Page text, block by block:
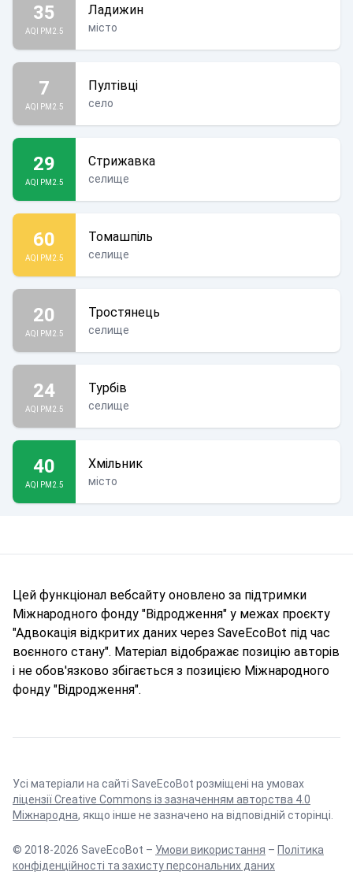
35
AQI PM2.5
Ладижин
місто
7
AQI PM2.5
Пултівці
село
29
AQI PM2.5
Стрижавка
селище
60
AQI PM2.5
Томашпіль
селище
20
AQI PM2.5
Тростянець
селище
24
AQI PM2.5
Турбів
селище
40
AQI PM2.5
Хмільник
місто
Цей функціонал вебсайту оновлено за підтримки
Міжнародного фонду "Відродження" у межах проєкту
"Адвокація відкритих даних через SaveEcoBot під час
воєнного стану". Матеріал відображає позицію авторів
і не обов'язково збігається з позицією Міжнародного
фонду "Відродження".
Усі матеріали на сайті SaveEcoBot розміщені на умовах
ліцензії Creative Commons із зазначенням авторства 4.0
Міжнародна, якщо інше не зазначено на відповідній сторінці.
© 2018-2026 SaveEcoBot – Умови використання – Політика
конфіденційності та захисту персональних даних